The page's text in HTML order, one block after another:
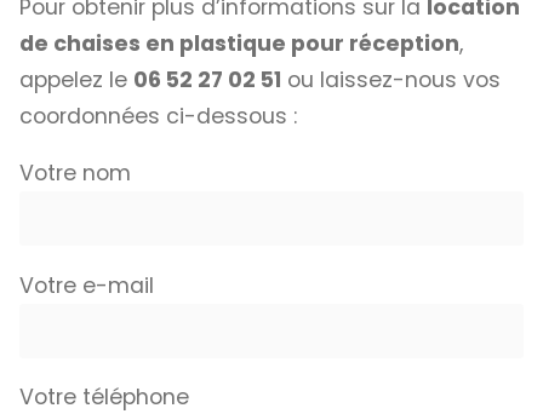
Pour obtenir plus d’informations sur la location
de chaises en plastique pour réception,
appelez le 06 52 27 02 51 ou laissez-nous vos
coordonnées ci-dessous :
Votre nom
Votre e-mail
Votre téléphone